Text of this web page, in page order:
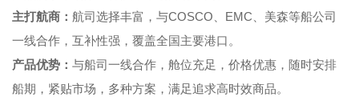
主打航商： 航司选择丰富，与COSCO、EMC、美森等船公司
一线合作，互补性强，覆盖全国主要港口。
产品优势： 与船司一线合作，舱位充足，价格优惠，随时安排
船期，紧贴市场，多种方案，满足追求高时效商品。